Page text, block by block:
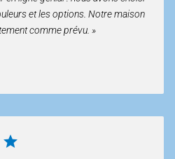
et les options. Notre maison
comme prévu. »